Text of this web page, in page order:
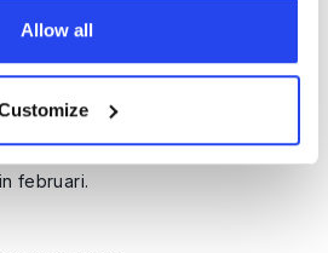
Allow all
pleiten sommige beleidsmakers,
voor geduld en waarschuwen
februari.